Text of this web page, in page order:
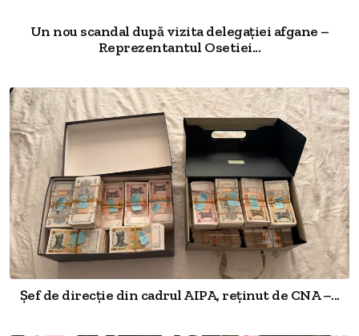
Un nou scandal după vizita delegației afgane –
Reprezentantul Osetiei...
Șef de direcție din cadrul AIPA, reținut de CNA –...